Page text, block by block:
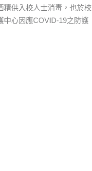
精供入校人士消毒，也於校
中心因應COVID-19之防護